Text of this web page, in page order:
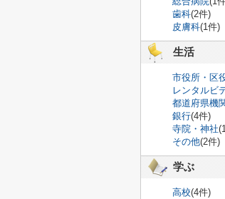
歯科(2件)
皮膚科(1件)
生活
市役所・区
レンタルビ
都道府県機
銀行(4件)
寺院・神社
その他(2件)
学ぶ
高校(4件)